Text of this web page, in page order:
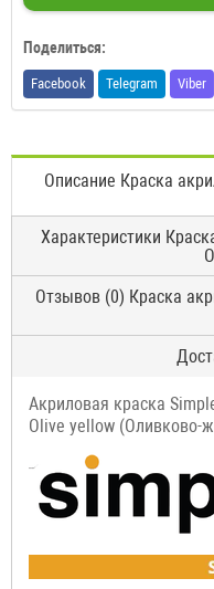
Поделиться:
Facebook Telegram Viber
Описание Краска
Характеристики
Отзывов (0) Краска
Акриловая краска
Olive yellow (Оливково-